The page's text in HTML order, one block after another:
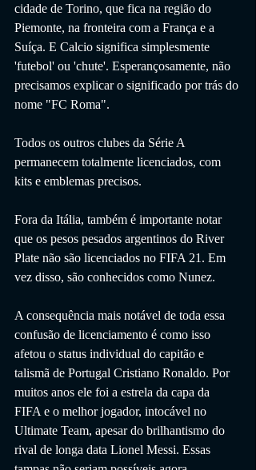
cidade de Torino, que fica na região do
Piemonte, na fronteira com a França e a
Suíça. E Calcio significa simplesmente
'futebol' ou 'chute'. Esperançosamente, não
precisamos explicar o significado por trás do
nome "FC Roma".
Todos os outros clubes da Série A
permanecem totalmente licenciados, com
kits e emblemas precisos.
Fora da Itália, também é importante notar
que os pesos pesados ​​argentinos do River
Plate não são licenciados no FIFA 21. Em
vez disso, são conhecidos como Nunez.
A consequência mais notável de toda essa
confusão de licenciamento é como isso
afetou o status individual do capitão e
talismã de Portugal Cristiano Ronaldo. Por
muitos anos ele foi a estrela da capa da
FIFA e o melhor jogador, intocável no
Ultimate Team, apesar do brilhantismo do
rival de longa data Lionel Messi. Essas